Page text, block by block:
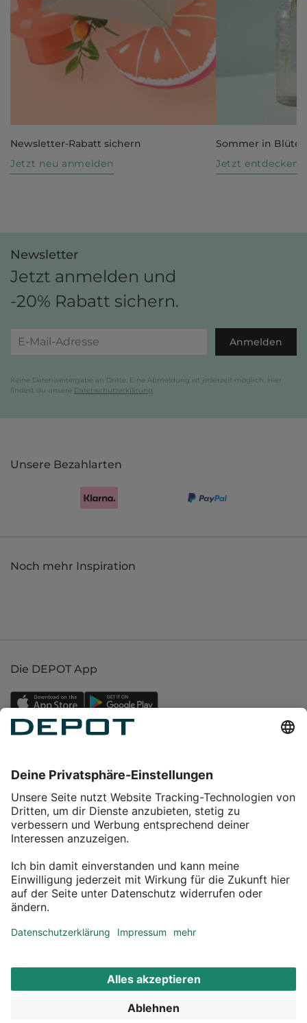
Newsletter-Rabatt sichern
Jetzt neu anmelden
Sommer in Blüte
Jetzt entdecken
Newsletter
Jetzt anmelden und
-20% Rabatt sichern.
Anmelden
Keine Datenweitergabe an Dritte. Eine Abmeldung ist jederzeit möglich. Hier
findest du unsere Datenschutzerklärung
Unsere Bezahlarten
Noch mehr Inspiration
Die DEPOT App
Service
Über DEPOT
Kontakt
Aktionsbedingungen